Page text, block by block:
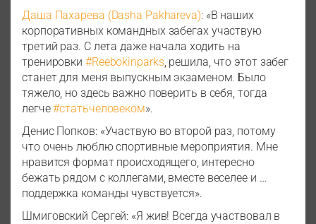
Даша Пахарева (Dasha Pakhareva): «В наших
корпоративных командных забегах участвую
третий раз. С лета даже начала ходить на
тренировки #Reebokinparks, решила, что этот забег
станет для меня выпускным экзаменом. Было
тяжело, но здесь важно поверить в себя, тогда
легче#статьчеловеком».
Денис Попков: «Участвую во второй раз, потому
что очень люблю спортивные мероприятия. Мне
нравится формат происходящего, интересно
бежать рядом с коллегами, вместе веселее и …
поддержка команды чувствуется».
Шмиговский Сергей: «Я жив! Всегда участвовал в